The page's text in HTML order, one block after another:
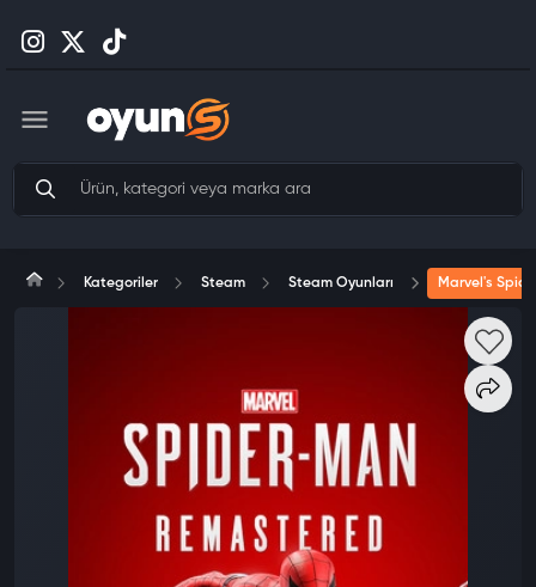
Kategoriler Steam Steam Oyunları Marvel's